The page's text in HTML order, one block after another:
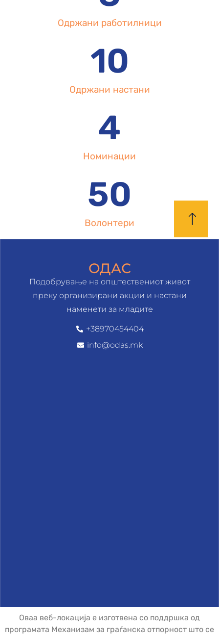
Одржани работилници
Одржани настани
10
Номинации
4
Волонтери
50
ОДАС
Подобрување на општествениот живот
преку организирани акции и настани
наменети за младите
+38970454404
info@odas.mk
Оваа веб-локација е изготвена со поддршка од
програмата Механизам за граѓанска отпорност што се